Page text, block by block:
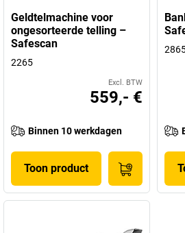
Geldtelmachine voor
ongesorteerde telling –
Safescan
2265
Excl. BTW
559,- €
Binnen 10 werkdagen
Toon product